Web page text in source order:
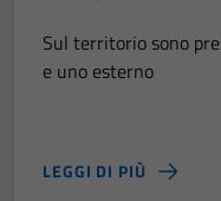
Sul territorio sono
e uno esterno
LEGGI DI PIÙ